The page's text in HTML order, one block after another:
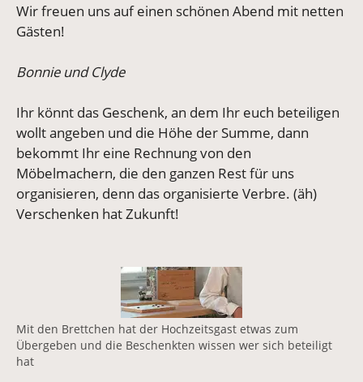
Wir freuen uns auf einen schönen Abend mit netten
Gästen!
Bonnie und Clyde
Ihr könnt das Geschenk, an dem Ihr euch beteiligen
wollt angeben und die Höhe der Summe, dann
bekommt Ihr eine Rechnung von den
Möbelmachern, die den ganzen Rest für uns
organisieren, denn das organisierte Verbre. (äh)
Verschenken hat Zukunft!
Vergrößerte Version anzeigen
Mit den Brettchen hat der Hochzeitsgast etwas zum
Übergeben und die Beschenkten wissen wer sich beteiligt
hat